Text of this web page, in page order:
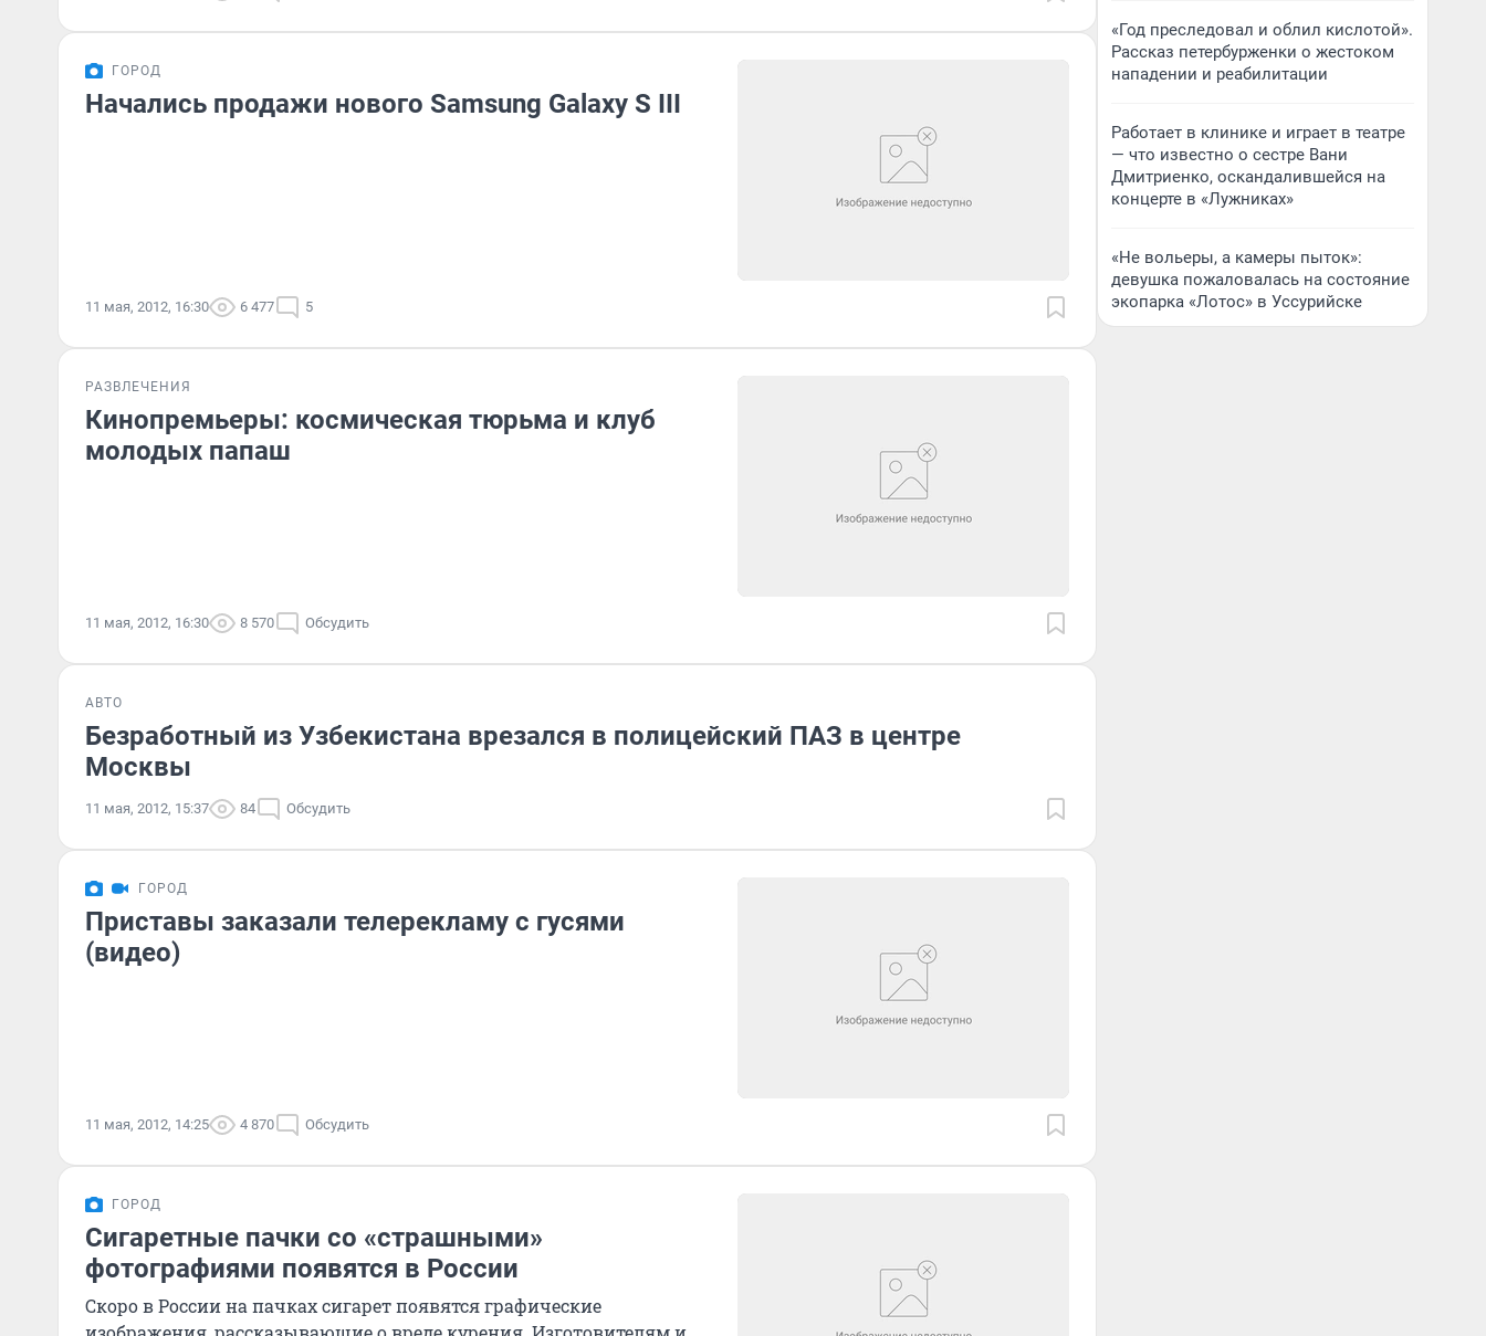
ГОРОД
Начались продажи нового Samsung Galaxy S III
11 мая, 2012, 16:30 6 477 5
РАЗВЛЕЧЕНИЯ
Кинопремьеры: космическая тюрьма и клуб
молодых папаш
11 мая, 2012, 16:30 8 570 Обсудить
АВТО
Безработный из Узбекистана врезался в полицейский ПАЗ в центре
Москвы
11 мая, 2012, 15:37 84 Обсудить
ГОРОД
Приставы заказали телерекламу с гусями
(видео)
11 мая, 2012, 14:25 4 870 Обсудить
ГОРОД
Сигаретные пачки со «страшными»
фотографиями появятся в России
Скоро в России на пачках сигарет появятся графические
«Год преследовал и облил кислотой».
Рассказ петербурженки о жестоком
нападении и реабилитации
Работает в клинике и играет в театре
— что известно о сестре Вани
Дмитриенко, оскандалившейся на
концерте в «Лужниках»
«Не вольеры, а камеры пыток»:
девушка пожаловалась на состояние
экопарка «Лотос» в Уссурийске